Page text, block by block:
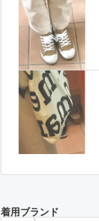
着用ブランド